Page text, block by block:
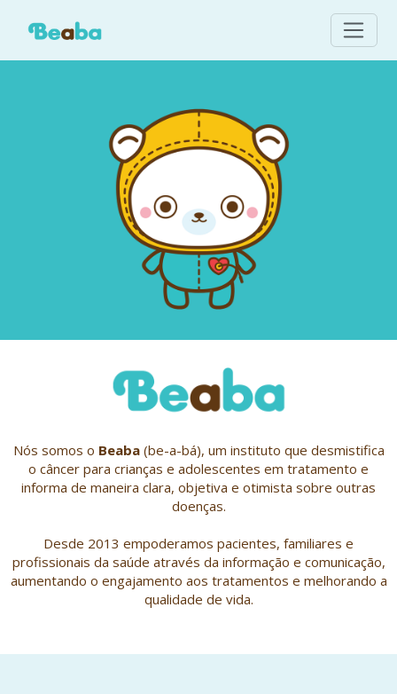
Nós somos o Beaba(be-a-bá), um instituto que desmistifica
o câncer para crianças e adolescentes em tratamento e
informa de maneira clara, objetiva e otimista sobre outras
doenças.
Desde 2013 empoderamos pacientes, familiares e
profissionais da saúde através da informação e comunicação,
aumentando o engajamento aos tratamentos e melhorando a
qualidade de vida.